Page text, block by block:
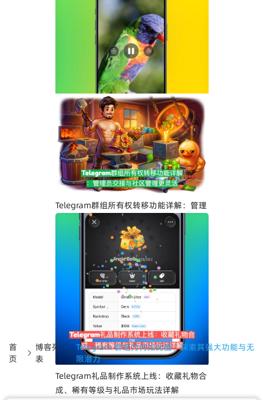
Telegram界面全面升级：安卓版全新设
计、iOS Liquid Glass优化与操作体验提
升
Telegram群组所有权转移功能详解：管理
员交接与社区管理更灵活
Telegram礼品制作系统上线：收藏礼物合
成、稀有等级与礼品市场玩法详解
首
页
博客列
表
Telegram 群组为何如此酷：探索其强大功能与无
限潜力